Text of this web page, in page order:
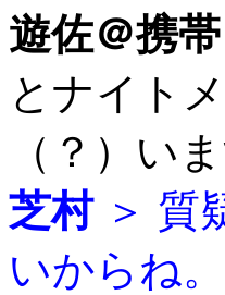
遊佐＠携帯
とナイト
（？）い
芝村＞ 質
いからね